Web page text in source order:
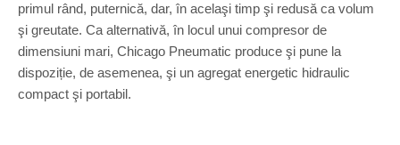
primul rând, puternică, dar, în acelaşi timp şi redusă ca volum
şi greutate. Ca alternativă, în locul unui compresor de
dimensiuni mari, Chicago Pneumatic produce şi pune la
dispoziție, de asemenea, şi un agregat energetic hidraulic
compact şi portabil.